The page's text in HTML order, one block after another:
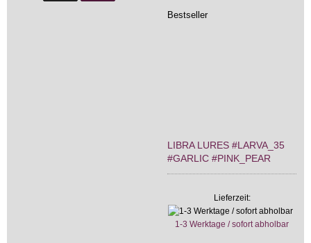
Bestseller
LIBRA LURES #LARVA_35
#GARLIC #PINK_PEAR
Lieferzeit:
1-3 Werktage / sofort abholbar